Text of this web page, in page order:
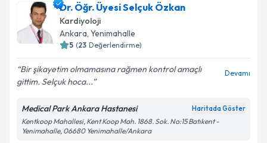
Uzm. Dr. Hayrettin Karaereniçin randevu takvimi
talebi oluşturun. Size bu uzmandan randevu almanız
için bir takvim hazırlandığında e-posta ile
bilgilendireceğiz.
E-posta Adresiniz
Kişisel verilerimin işlenmesine ilişkinAydınlatma
Metni'ni okudum ve kişisel verilerimin belirtilen
Dr. Öğr. Üyesi Selçuk Özkan
Kardiyoloji
Ankara, Yenimahalle
5 (23 Değerlendirme)
Bir şikayetim olmamasına rağmen kontrol amaçlı
gittim. Selçuk hoca...
Devamı
Medical Park Ankara Hastanesi Haritada Göster
Kentkoop Mahallesi, Kent Koop Mah. 1868. Sok. No:15 Batıkent -
Yenimahalle, 06680 Yenimahalle/Ankara